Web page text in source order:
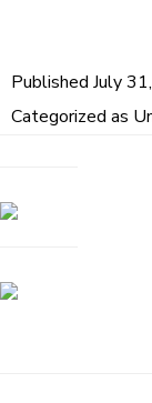
Published July
Categorized as